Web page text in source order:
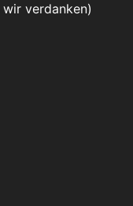
verdanken)